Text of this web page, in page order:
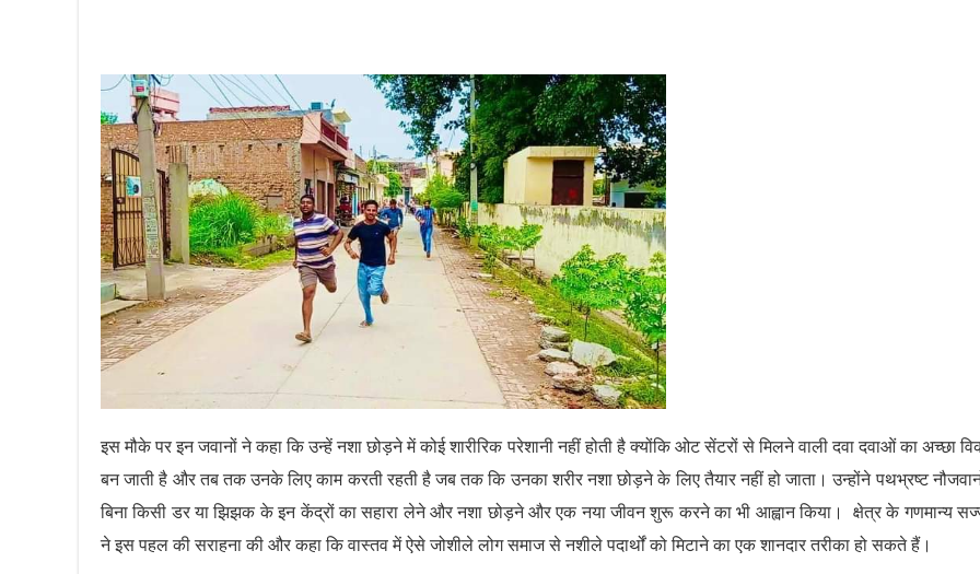
इस मौके पर इन जवानों ने कहा कि उन्हें नशा छोड़ने में कोई शारीरिक परेशानी नहीं होती है क्योंकि ओट सेंटरों से मिलने वाली दवा दवाओं का अच्छा
बन जाती है और तब तक उनके लिए काम करती रहती है जब तक कि उनका शरीर नशा छोड़ने के लिए तैयार नहीं हो जाता। उन्होंने पथभ्रष्ट
बिना किसी डर या झिझक के इन केंद्रों का सहारा लेने और नशा छोड़ने और एक नया जीवन शुरू करने का भी आह्वान किया। क्षेत्र के गणमान्य
ने इस पहल की सराहना की और कहा कि वास्तव में ऐसे जोशीले लोग समाज से नशीले पदार्थों को मिटाने का एक शानदार तरीका हो सकते हैं।